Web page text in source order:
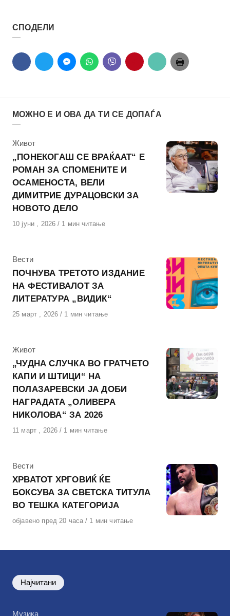
СПОДЕЛИ
МОЖНО Е И ОВА ДА ТИ СЕ ДОПАЃА
КАтегорија
Живот
„ПОНЕКОГАШ СЕ ВРАЌААТ“ Е
РОМАН ЗА СПОМЕНИТЕ И
ОСАМЕНОСТА, ВЕЛИ
ДИМИТРИЕ ДУРАЦОВСКИ ЗА
НОВОТО ДЕЛО
Објавено
10 јуни , 2026 1 мин читање
КАтегорија
Вести
ПОЧНУВА ТРЕТОТО ИЗДАНИЕ
НА ФЕСТИВАЛОТ ЗА
ЛИТЕРАТУРА „ВИДИК“
Објавено
25 март , 2026 1 мин читање
КАтегорија
Живот
„ЧУДНА СЛУЧКА ВО ГРАТЧЕТО
КАПИ И ШТИЦИ“ НА
ПОЛАЗАРЕВСКИ ЈА ДОБИ
НАГРАДАТА „ОЛИВЕРА
НИКОЛОВА“ ЗА 2026
Објавено
11 март , 2026 1 мин читање
КАтегорија
Вести
ХРВАТОТ ХРГОВИЌ ЌЕ
БОКСУВА ЗА СВЕТСКА ТИТУЛА
ВО ТЕШКА КАТЕГОРИЈА
Објавено
објавено пред 20 часа 1 мин читање
Најчитани
КАтегорија
Музика